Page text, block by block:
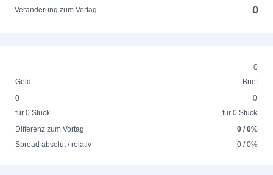
Veränderung zum Vortag 0
0
Geld
Brief
0
für 0 Stück
0
für 0 Stück
Differenz zum Vortag
0 / 0%
Spread absolut / relativ
0 / 0%